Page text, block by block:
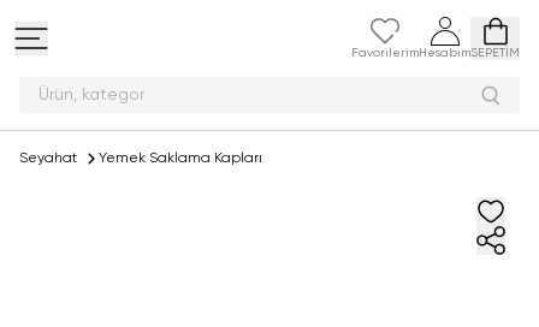
Favorilerim HesabımSEPETİM
Ürün,
Seyahat Yemek Saklama Kapları